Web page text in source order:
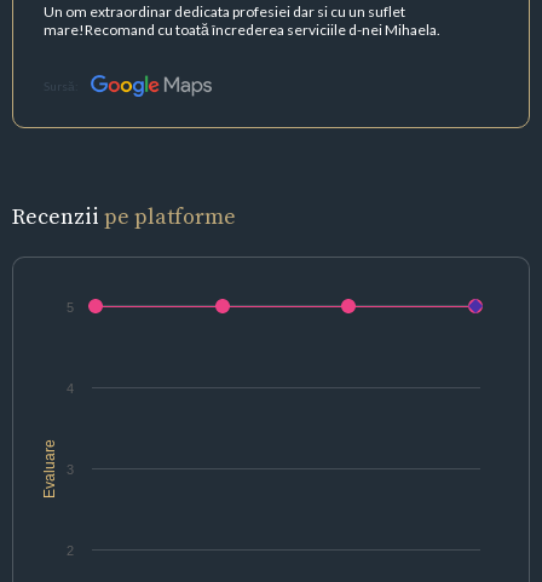
Un om extraordinar dedicata profesiei dar si cu un suflet
mare!Recomand cu toată încrederea serviciile d-nei Mihaela.
Sursă:
Recenzii pe platforme
Evaluare
2
3
4
5